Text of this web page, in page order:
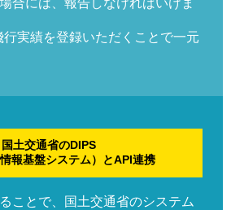
合には、報告しなければいけま
実績を登録いただくことで一元
国土交通省のDIPS
情報基盤システム）とAPI連携
ことで、国土交通省のシステム